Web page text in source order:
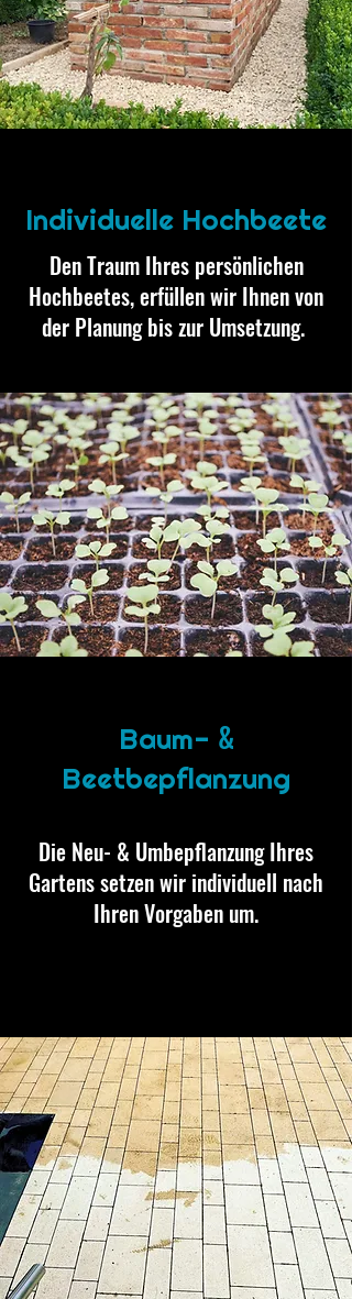
Individuelle Hochbeete
Den Traum Ihres persönlichen
Hochbeetes, erfüllen wir Ihnen von
der Planung bis zur Umsetzung.
Baum- &
Beetbepflanzung
Die Neu- & Umbepflanzung Ihres
Gartens setzen wir individuell nach
Ihren Vorgaben um.